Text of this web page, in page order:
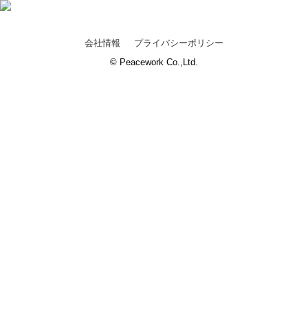
会社情報
プライバシーポリシー
© Peacework Co.,Ltd.